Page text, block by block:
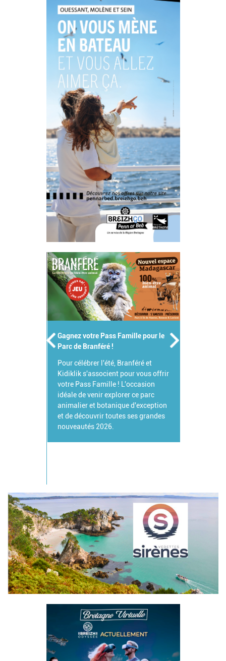
Gagnez votre Pass Famille pour le
Parc de Branféré !
Pour célébrer l'été, Branféré et
Kidiklik s'associent pour vous offrir
votre Pass Famille ! L'occasion
idéale de venir explorer ce parc
animalier et botanique d'exception
et de découvrir toutes ses grandes
nouveautés 2026.